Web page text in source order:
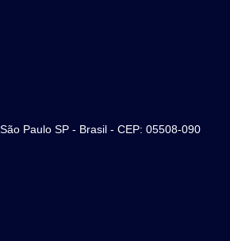
Paulo SP - Brasil - CEP: 05508-090